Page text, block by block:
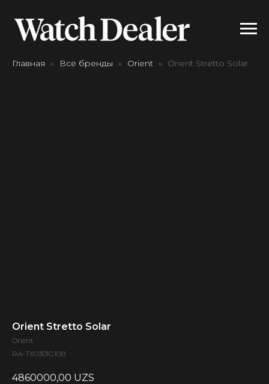
Главная Все бренды Orient Orient Stretto Solar
Orient Stretto Solar
Orient
RA-TX0301G10B
4860000,00 UZS